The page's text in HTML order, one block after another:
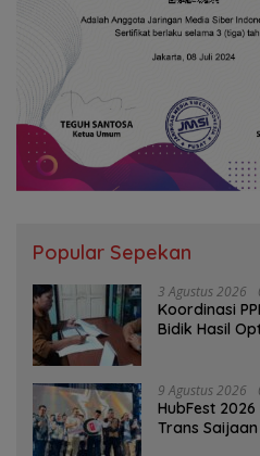
Popular Sepekan
3 Agustus 2026
Koordinasi
Bidik Hasil
9 Agustus 2026
HubFest
Trans